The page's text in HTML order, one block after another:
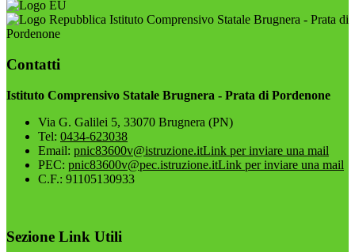
Istituto Comprensivo Statale Brugnera - Prata di
Pordenone
Contatti
Istituto Comprensivo Statale Brugnera - Prata di Pordenone
Via G. Galilei 5, 33070 Brugnera (PN)
Tel: 0434-623038
Email: pnic83600v@istruzione.itLink per inviare una mail
PEC: pnic83600v@pec.istruzione.itLink per inviare una mail
C.F.: 91105130933
Sezione Link Utili